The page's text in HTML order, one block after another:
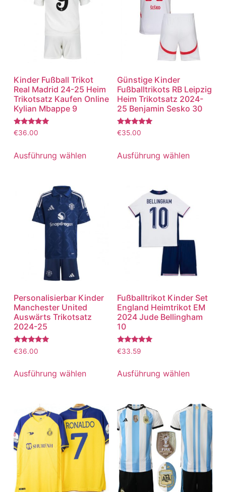
Kinder Fußball Trikot
Real Madrid 24-25 Heim
Trikotsatz Kaufen Online
Kylian Mbappe 9
Bewertet
mit
von 5
€36.00
Ausführung wählen
Günstige Kinder
Fußballtrikots RB Leipzig
Heim Trikotsatz 2024-
25 Benjamin Sesko 30
Bewertet
mit
von 5
€35.00
Ausführung wählen
Personalisierbar Kinder
Manchester United
Auswärts Trikotsatz
2024-25
Bewertet
mit
von 5
€36.00
Ausführung wählen
Fußballtrikot Kinder Set
England Heimtrikot EM
2024 Jude Bellingham
10
Bewertet
mit
von 5
€33.59
Ausführung wählen